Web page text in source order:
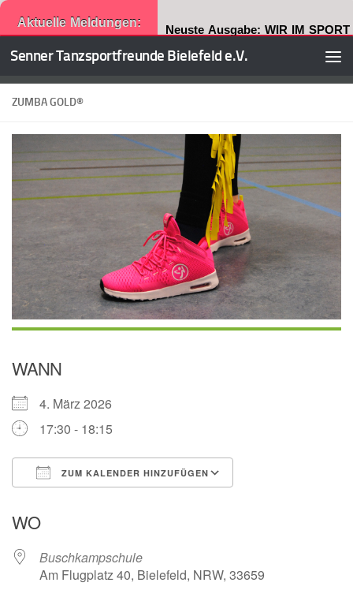
Aktuelle Meldungen: Neuste Ausgabe: WIR IM SPORT
Zum Inhalt springen
Senner Tanzsportfreunde Bielefeld e.V.
ZUMBA GOLD®
WANN
4. März 2026
17:30 - 18:15
ZUM KALENDER HINZUFÜGEN
WO
Buschkampschule
Am Flugplatz 40, Bielefeld, NRW, 33659